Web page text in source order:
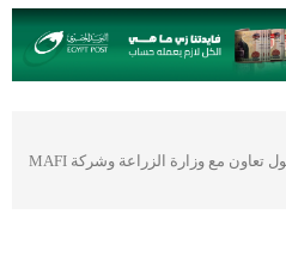
البنك الزراعي المصري يوقع بروتوكول تعاون مع وزارة الزراعة وشركة MAFI